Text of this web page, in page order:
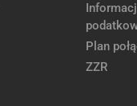
Plan
ZZR